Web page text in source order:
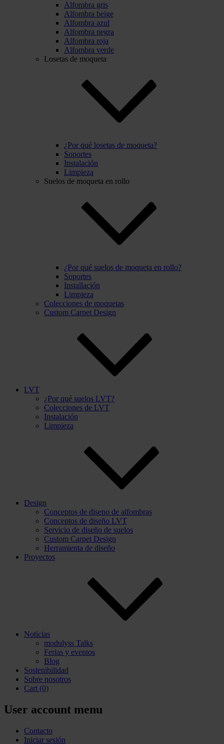
Alfombra gris
Alfombra beige
Alfombra azul
Alfombra negra
Alfombra roja
Alfombra verde
Losetas de moqueta
¿Por qué losetas de moqueta?
Soportes
Instalación
Limpieza
Suelos de moqueta en rollo
¿Por qué suelos de moqueta en rollo?
Soportes
Installación
Limpieza
Colecciones de moquetas
Custom Carpet Design
LVT
¿Por qué suelos LVT?
Colecciones de LVT
Instalación
Limpieza
Design
Conceptos de diseno de alfombras
Conceptos de diseño LVT
Servicio de diseño de suelos
Custom Carpet Design
Herramienta de diseño
Proyectos
Noticias
modulyss Talks
Ferias y eventos
Blog
Sostenibilidad
Sobre nosotros
Cart (0)
User account menu
Contacto
Iniciar sesión